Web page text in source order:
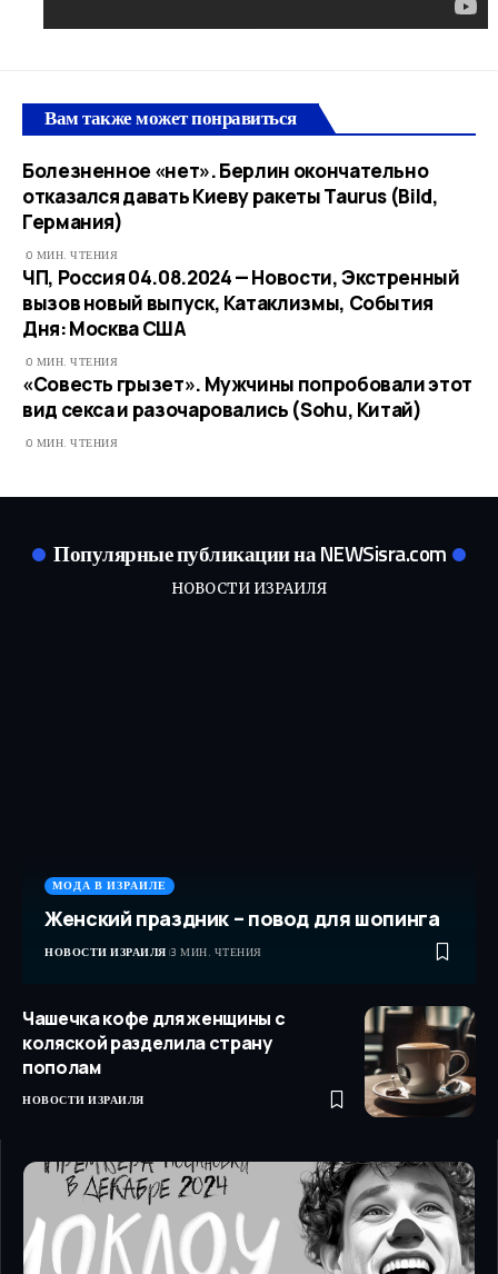
Вам также может понравиться
Болезненное «нет». Берлин окончательно
отказался давать Киеву ракеты Taurus (Bild,
Германия)
0 МИН. ЧТЕНИЯ
ЧП, Россия 04.08.2024 — Новости, Экстренный
вызов новый выпуск, Катаклизмы, События
Дня: Москва США
0 МИН. ЧТЕНИЯ
«Совесть грызет». Мужчины попробовали этот
вид секса и разочаровались (Sohu, Китай)
0 МИН. ЧТЕНИЯ
Популярные публикации на NEWSisra.com
НОВОСТИ ИЗРАИЛЯ
МОДА В ИЗРАИЛЕ
Женский праздник – повод для шопинга
НОВОСТИ ИЗРАИЛЯ 3 МИН. ЧТЕНИЯ
Чашечка кофе для женщины с
коляской разделила страну
пополам
НОВОСТИ ИЗРАИЛЯ